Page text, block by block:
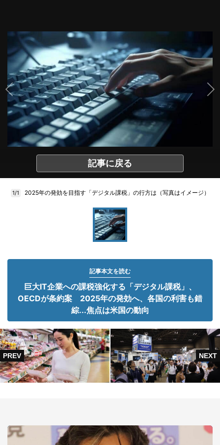
記事に戻る
1/1 2025年の発効を目指す「デジタル課税」の行方は（写真はイメージ）
記事本文を読む
巨大IT企業への課税強化する「デジタル課税」、
OECDが条約案 2025年の発効へ、各国の利害も錯
綜...焦点は米国の動向